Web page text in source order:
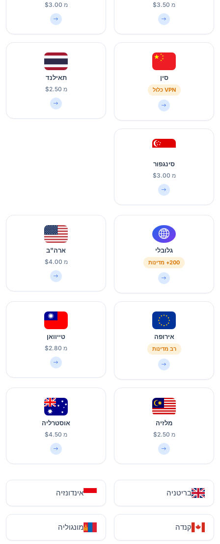
מ $3.50 מ $3.00
סין
VPN כלול
תאילנד
מ $2.50
סינגפור
מ $3.00
גלובלי
200+ מדינות
ארה"ב
מ $4.00
אירופה
רב מדינות
טייוואן
מ $2.80
מלזיה
מ $2.50
אוסטרליה
מ $4.50
בריטניה אינדונזיה
קנדה מונגוליה